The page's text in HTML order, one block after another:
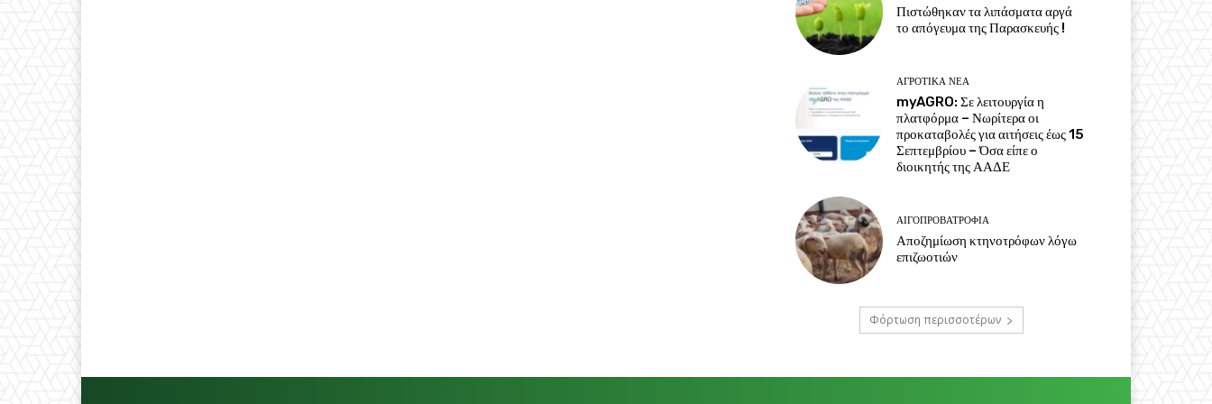
Πιστώθηκαν τα λιπάσματα αργά
το απόγευμα της Παρασκευής !
ΑΓΡΟΤΙΚΆ ΝΈΑ
myAGRO: Σε λειτουργία η
πλατφόρμα – Νωρίτερα οι
προκαταβολές για αιτήσεις έως 15
Σεπτεμβρίου – Όσα είπε ο
διοικητής της ΑΑΔΕ
ΑΙΓΟΠΡΟΒΑΤΡΟΦΊΑ
Αποζημίωση κτηνοτρόφων λόγω
επιζωοτιών
Φόρτωση περισσοτέρων